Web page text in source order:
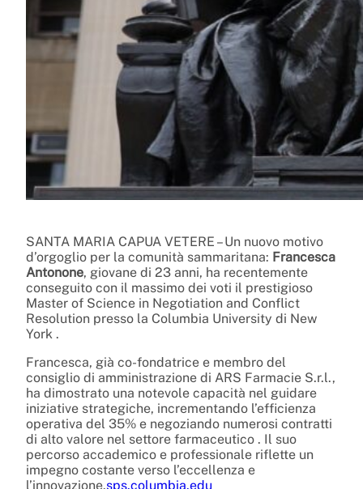
SANTA MARIA CAPUA VETERE – Un nuovo motivo
d’orgoglio per la comunità sammaritana: Francesca
Antonone, giovane di 23 anni, ha recentemente
conseguito con il massimo dei voti il prestigioso
Master of Science in Negotiation and Conflict
Resolution presso la Columbia University di New
York .
Francesca, già co-fondatrice e membro del
consiglio di amministrazione di ARS Farmacie S.r.l.,
ha dimostrato una notevole capacità nel guidare
iniziative strategiche, incrementando l’efficienza
operativa del 35% e negoziando numerosi contratti
di alto valore nel settore farmaceutico . Il suo
percorso accademico e professionale riflette un
impegno costante verso l’eccellenza e
l’innovazione.sps.columbia.edu